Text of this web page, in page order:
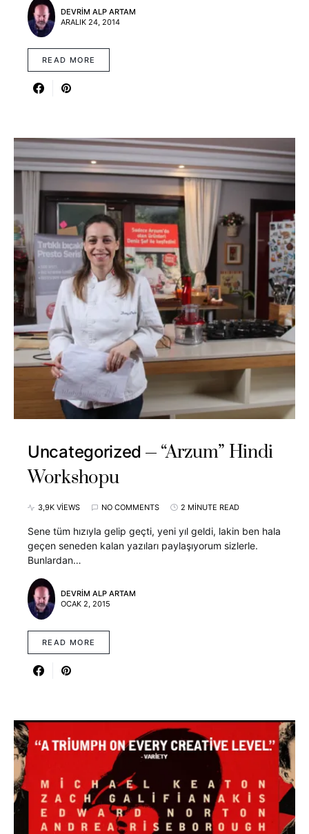
DEVRIM ALP ARTAM
ARALIK 24, 2014
READ MORE
Uncategorized
“Arzum” Hindi
Workshopu
3,9K VIEWS NO COMMENTS 2 MINUTE READ
Sene tüm hızıyla gelip geçti, yeni yıl geldi, lakin ben hala
geçen seneden kalan yazıları paylaşıyorum sizlerle.
Bunlardan…
DEVRIM ALP ARTAM
OCAK 2, 2015
READ MORE